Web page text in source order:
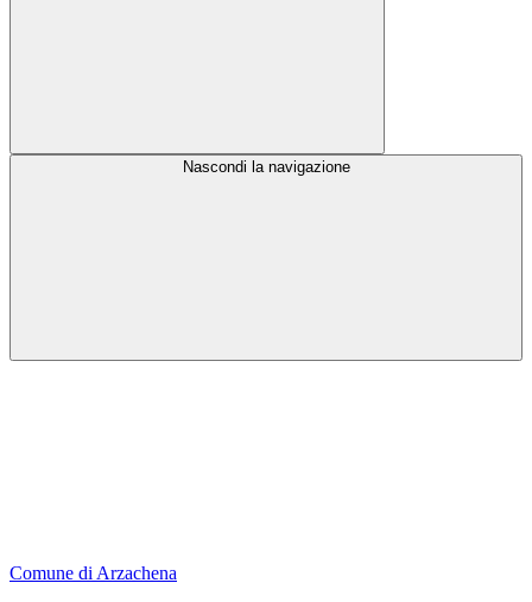
Nascondi la navigazione
Comune di Arzachena